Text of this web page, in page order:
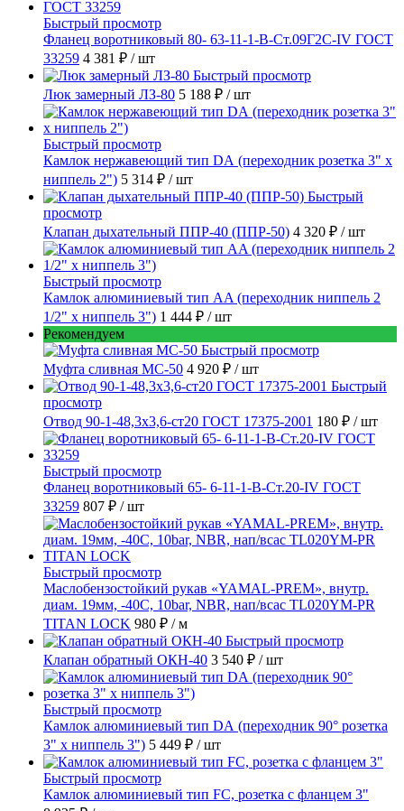
Быстрый просмотр
Фланец воротниковый 80- 63-11-1-B-Ст.09Г2С-IV ГОСТ
33259 4 381 ₽ / шт
Быстрый просмотр
Люк замерный ЛЗ-80 5 188 ₽ / шт
Быстрый просмотр
Камлок нержавеющий тип DА (переходник розетка 3" х
ниппель 2") 5 314 ₽ / шт
Быстрый
просмотр
Клапан дыхательный ППР-40 (ППР-50) 4 320 ₽ / шт
Быстрый просмотр
Камлок алюминиевый тип AA (переходник ниппель 2
1/2" х ниппель 3") 1 444 ₽ / шт
Рекомендуем
Быстрый просмотр
Муфта сливная МС-50 4 920 ₽ / шт
Быстрый
просмотр
Отвод 90-1-48,3х3,6-ст20 ГОСТ 17375-2001 180 ₽ / шт
Быстрый просмотр
Фланец воротниковый 65- 6-11-1-B-Ст.20-IV ГОСТ
33259 807 ₽ / шт
Быстрый просмотр
Маслобензостойкий рукав «YAMAL-PREM», внутр.
диам. 19мм, -40C, 10bar, NBR, нап/всас TL020YM-PR
TITAN LOCK 980 ₽ / м
Быстрый просмотр
Клапан обратный ОКН-40 3 540 ₽ / шт
Быстрый просмотр
Камлок алюминиевый тип DА (переходник 90° розетка
3" х ниппель 3") 5 449 ₽ / шт
Быстрый просмотр
Камлок алюминиевый тип FC, розетка с фланцем 3"